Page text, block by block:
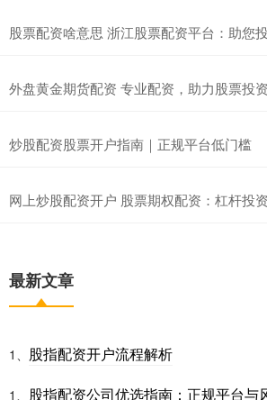
股票配资啥意思 浙江股票配资平台：助您
外盘黄金期货配资 专业配资，助力股票投
炒股配资股票开户指南｜正规平台低门槛
网上炒股配资开户 股票期权配资：杠杆投
最新文章
1、 股指配资开户流程解析
1、 股指配资公司优选指南：正规平台与